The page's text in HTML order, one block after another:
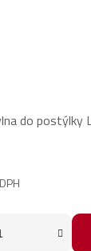
do postýlky